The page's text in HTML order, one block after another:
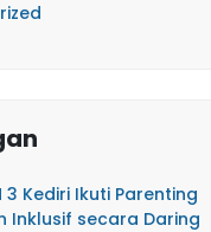
3 Kediri Ikuti Parenting
Inklusif secara Daring